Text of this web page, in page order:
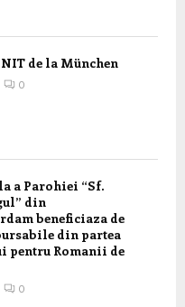
de la München
0
a Parohiei “Sf.
din
beneficiaza de
din partea
pentru Romanii de
0